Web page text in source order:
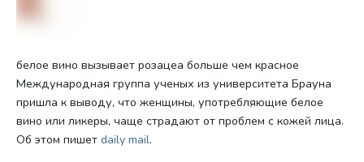
белое вино вызывает розацеа больше чем красное
Международная группа ученых из университета Брауна
пришла к выводу, что женщины, употребляющие белое
вино или ликеры, чаще страдают от проблем с кожей лица.
Об этом пишет daily mail.